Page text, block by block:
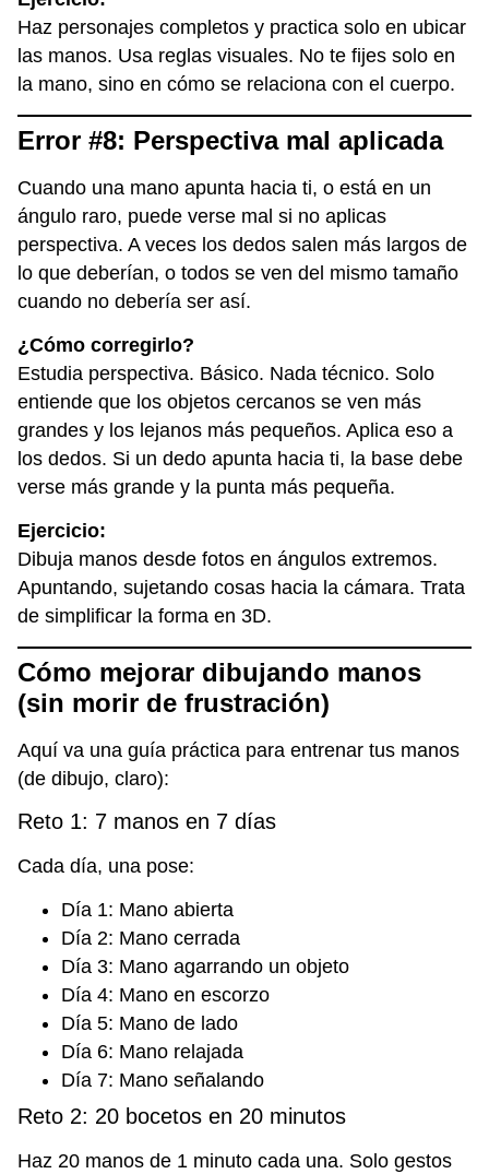
Haz personajes completos y practica solo en ubicar
las manos. Usa reglas visuales. No te fijes solo en
la mano, sino en cómo se relaciona con el cuerpo.
Error #8: Perspectiva mal aplicada
Cuando una mano apunta hacia ti, o está en un
ángulo raro, puede verse mal si no aplicas
perspectiva. A veces los dedos salen más largos de
lo que deberían, o todos se ven del mismo tamaño
cuando no debería ser así.
¿Cómo corregirlo?
Estudia perspectiva. Básico. Nada técnico. Solo
entiende que los objetos cercanos se ven más
grandes y los lejanos más pequeños. Aplica eso a
los dedos. Si un dedo apunta hacia ti, la base debe
verse más grande y la punta más pequeña.
Ejercicio:
Dibuja manos desde fotos en ángulos extremos.
Apuntando, sujetando cosas hacia la cámara. Trata
de simplificar la forma en 3D.
Cómo mejorar dibujando manos
(sin morir de frustración)
Aquí va una guía práctica para entrenar tus manos
(de dibujo, claro):
Reto 1: 7 manos en 7 días
Cada día, una pose:
Día 1: Mano abierta
Día 2: Mano cerrada
Día 3: Mano agarrando un objeto
Día 4: Mano en escorzo
Día 5: Mano de lado
Día 6: Mano relajada
Día 7: Mano señalando
Reto 2: 20 bocetos en 20 minutos
Haz 20 manos de 1 minuto cada una. Solo gestos